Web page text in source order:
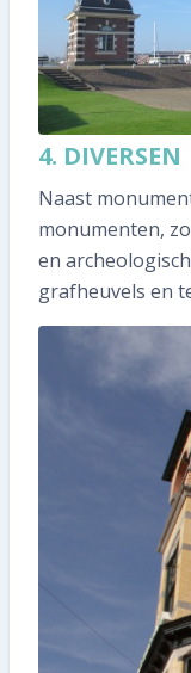
4. DIVERSEN
Naast
monumenten,
en
grafheuvels en